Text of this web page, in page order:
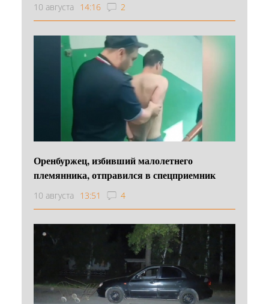
10 августа 14:16 2
Оренбуржец, избивший малолетнего
племянника, отправился в спецприемник
10 августа 13:51 4